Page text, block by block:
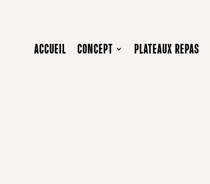
ACCUEIL CONCEPT PLATEAUX REPAS